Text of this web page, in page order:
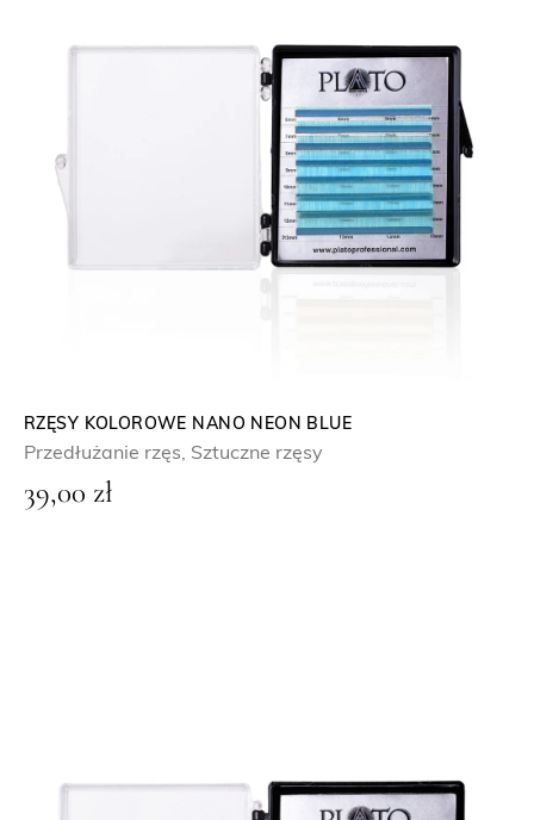
RZĘSY KOLOROWE NANO NEON BLUE
Przedłużanie rzęs, Sztuczne rzęsy
39,00 zł